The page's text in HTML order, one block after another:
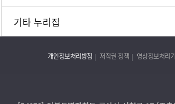
기타 누리집
개인정보처리방침 저작권 정책 영상정보처리